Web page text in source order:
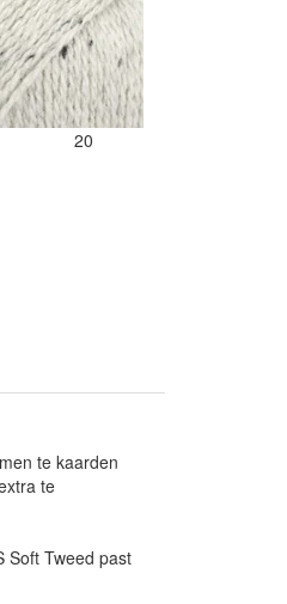
20
te kaarden
te
Soft Tweed past